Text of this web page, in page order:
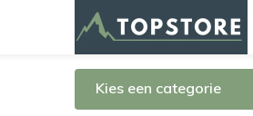
Kies een categorie